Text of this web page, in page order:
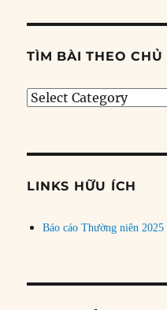
TÌM BÀI THEO CHỦ
Tìm
đề
LINKS HỮU ÍCH
Báo cáo Thường niên